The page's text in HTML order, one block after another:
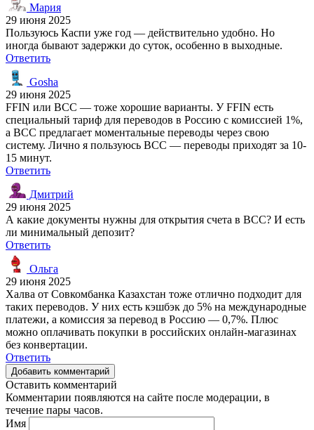
Мария
29 июня 2025
Пользуюсь Каспи уже год — действительно удобно. Но
иногда бывают задержки до суток, особенно в выходные.
Ответить
Gosha
29 июня 2025
FFIN или BCC — тоже хорошие варианты. У FFIN есть
специальный тариф для переводов в Россию с комиссией 1%,
а BCC предлагает моментальные переводы через свою
систему. Лично я пользуюсь BCC — переводы приходят за 10-
15 минут.
Ответить
Дмитрий
29 июня 2025
А какие документы нужны для открытия счета в BCC? И есть
ли минимальный депозит?
Ответить
Ольга
29 июня 2025
Халва от Совкомбанка Казахстан тоже отлично подходит для
таких переводов. У них есть кэшбэк до 5% на международные
платежи, а комиссия за перевод в Россию — 0,7%. Плюс
можно оплачивать покупки в российских онлайн-магазинах
без конвертации.
Ответить
Добавить комментарий
Оставить комментарий
Комментарии появляются на сайте после модерации, в
течение пары часов.
Имя